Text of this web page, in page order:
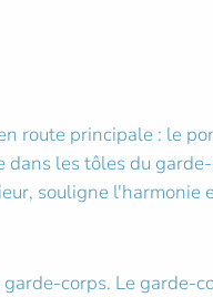
route principale : le
les tôles du
souligne l'harmonie
corps. Le garde-